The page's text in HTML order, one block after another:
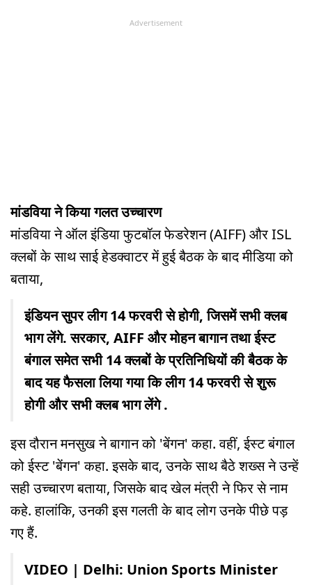
Advertisement
मांडविया ने किया गलत उच्चारण
मांडविया ने ऑल इंडिया फुटबॉल फेडरेशन (AIFF) और ISL
क्लबों के साथ साई हेडक्वाटर में हुई बैठक के बाद मीडिया को
बताया,
इंडियन सुपर लीग 14 फरवरी से होगी, जिसमें सभी क्लब
भाग लेंगे. सरकार, AIFF और मोहन बागान तथा ईस्ट
बंगाल समेत सभी 14 क्लबों के प्रतिनिधियों की बैठक के
बाद यह फैसला लिया गया कि लीग 14 फरवरी से शुरू
होगी और सभी क्लब भाग लेंगे .
इस दौरान मनसुख ने बागान को 'बेंगन' कहा. वहीं, ईस्ट बंगाल
को ईस्ट 'बेंगन' कहा. इसके बाद, उनके साथ बैठे शख्स ने उन्हें
सही उच्चारण बताया, जिसके बाद खेल मंत्री ने फिर से नाम
कहे. हालांकि, उनकी इस गलती के बाद लोग उनके पीछे पड़
गए हैं.
VIDEO | Delhi: Union Sports Minister